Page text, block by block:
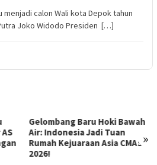
menjadi calon Wali kota Depok tahun
Joko Widodo Presiden […]
»
Revolusi Gizi Anak Bangsa:
Menguak Dampak Positif
Program Makan Bergizi Gratis
di Sekolah